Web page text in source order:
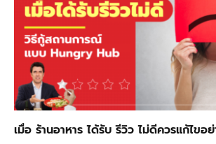
เมื่อ ร้านอาหาร ได้รับ รีวิว ไม่ดีควรแก้ไขอย่